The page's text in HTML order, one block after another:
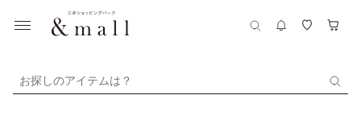
お探しのアイテムは？